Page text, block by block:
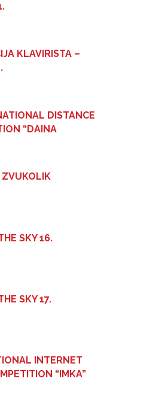
KLAVIRISTA –
DISTANCE
“DAINA
ZVUKOLIK
SKY 16.
SKY 17.
INTERNET
“IMKA”